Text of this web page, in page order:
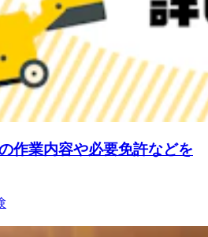
作業内容や必要免許などを